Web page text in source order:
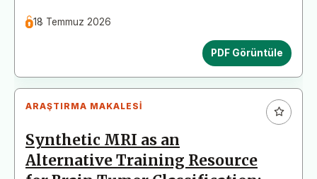
18 Temmuz 2026
PDF Görüntüle
ARAŞTIRMA MAKALESI
Synthetic MRI as an
Alternative Training Resource